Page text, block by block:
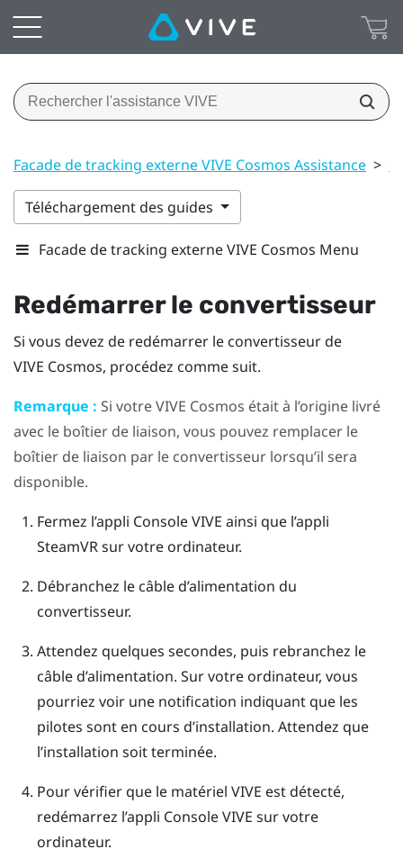
Facade de tracking externe VIVE Cosmos Assistance >
Téléchargement des guides
Facade de tracking externe VIVE Cosmos Menu
Redémarrer le convertisseur
Si vous devez de redémarrer le convertisseur de
VIVE Cosmos, procédez comme suit.
Remarque : Si votreVIVE Cosmos était à l’origine livré
avec le boîtier de liaison, vous pouvez remplacer le
boîtier de liaison par le convertisseur lorsqu’il sera
disponible.
Fermez l’appli Console VIVE ainsi que l’appli
SteamVRsur votre ordinateur.
Débranchez le câble d’alimentation du
convertisseur.
Attendez quelques secondes, puis rebranchez le
câble d’alimentation. Sur votre ordinateur, vous
pourriez voir une notification indiquant que les
pilotes sont en cours d’installation. Attendez que
l’installation soit terminée.
Pour vérifier que le matériel VIVE est détecté,
redémarrez l’appli Console VIVE sur votre
ordinateur.